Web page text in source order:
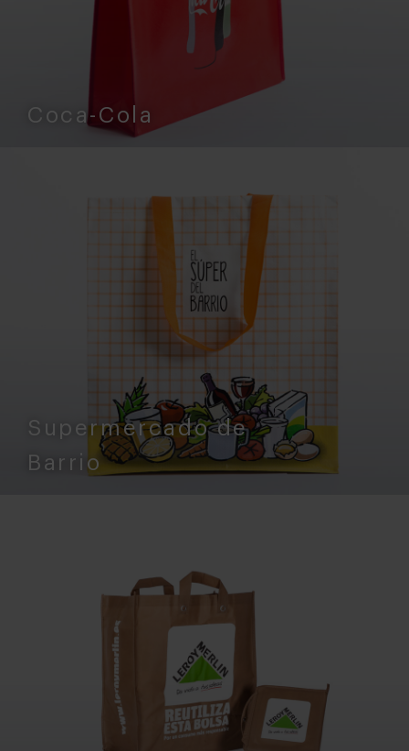
Coca-Cola
Supermercado de
Barrio